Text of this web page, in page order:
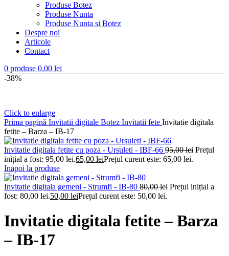
Produse Botez
Produse Nunta
Produse Nunta si Botez
Despre noi
Articole
Contact
0 produse 0,00 lei
-38%
Click to enlarge
Prima pagină Invitatii digitale Botez Invitatii fete Invitatie digitala
fetite – Barza – IB-17
Invitatie digitala fetite cu poza - Ursuleti - IBF-66 95,00lei Prețul
inițial a fost: 95,00 lei.65,00 leiPrețul curent este: 65,00 lei.
Inapoi la produse
Invitatie digitala gemeni - Strumfi - IB-80 80,00lei Prețul inițial a
fost: 80,00 lei.50,00 leiPrețul curent este: 50,00 lei.
Invitatie digitala fetite – Barza
– IB-17